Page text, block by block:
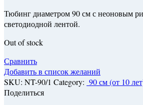
Тюбинг диаметром 90 см с неоновым
светодиодной лентой.
Out of stock
Сравнить
Добавить в список желаний
SKU: NT-90/1 Category: 90 см (от 10
Поделиться